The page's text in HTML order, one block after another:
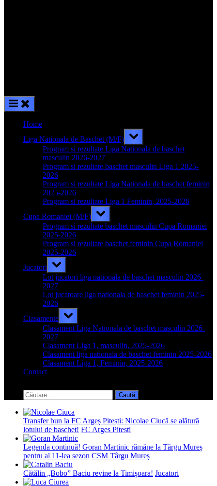
Home
Liga Nationala de Baschet (M/F)
Toggle
sub-
menu
Program si rezultate Liga Nationala de baschet
masculin 2026-2027
Program si rezultate baschet masculin Liga 1 2025-
2026
Program si rezultate Liga Nationala de baschet feminin
2025-2026
Program si rezultate Liga 1 Feminin, 2025-2026
Cupa Romaniei (M/F)
Toggle
sub-
menu
Program si rezultate baschet masculin Cupa Romaniei
2025-2026
Program si rezultate baschet feminin Cupa Romaniei
2025-2026
Jucatori
Toggle
sub-
menu
Lot jucatori liga nationala de baschet masculin 2026-
2027
Lot jucatoare liga nationala de baschet feminin 2025-
2026
Clasamente
Toggle
sub-
menu
Clasament Liga Nationala de baschet masculin 2026-
2027
Clasament Liga 1, masculin, 2025-2026
Clasament liga nationala de baschet feminin 2025-2026
Clasament Liga 1, Feminin, 2025-2026
Contact
search
form
Caută
după:
Transfer bun la FC Argeș Pitești: Nicolae Ciucă se alătură
lotului de baschet! FC Arges Pitesti
Legenda continuă! Goran Martinic rămâne la Târgu Mureș
pentru al 11-lea sezon CSM Târgu Mureș
Cătălin „Bobo” Baciu revine la Timișoara! Jucatori